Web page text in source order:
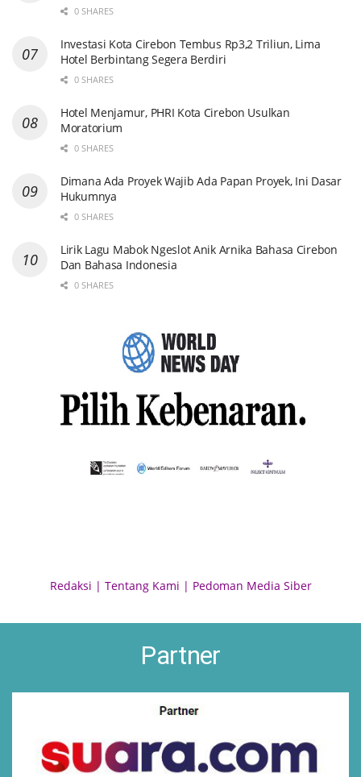
0 SHARES
Investasi Kota Cirebon Tembus Rp3,2 Triliun, Lima
Hotel Berbintang Segera Berdiri
0 SHARES
Hotel Menjamur, PHRI Kota Cirebon Usulkan
Moratorium
0 SHARES
Dimana Ada Proyek Wajib Ada Papan Proyek, Ini Dasar
Hukumnya
0 SHARES
Lirik Lagu Mabok Ngeslot Anik Arnika Bahasa Cirebon
Dan Bahasa Indonesia
0 SHARES
Redaksi | Tentang Kami | Pedoman Media Siber
Partner